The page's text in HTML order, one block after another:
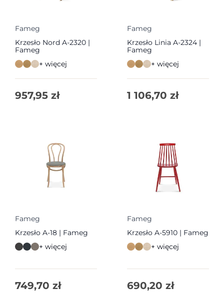
Fameg
Krzesło Nord A-2320 |
Fameg
+ więcej
957,95 zł
Fameg
Krzesło Linia A-2324 |
Fameg
+ więcej
1 106,70 zł
Fameg
Krzesło A-18 | Fameg
+ więcej
749,70 zł
Fameg
Krzesło A-5910 | Fameg
+ więcej
690,20 zł